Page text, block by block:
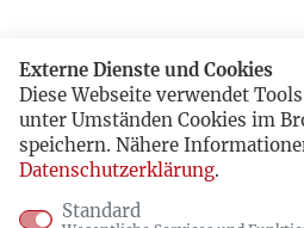
Externe Dienste und Cookies
Diese Webseite verwendet
unter Umständen Cookies im
speichern. Nähere
Datenschutzerklärung.
Standard